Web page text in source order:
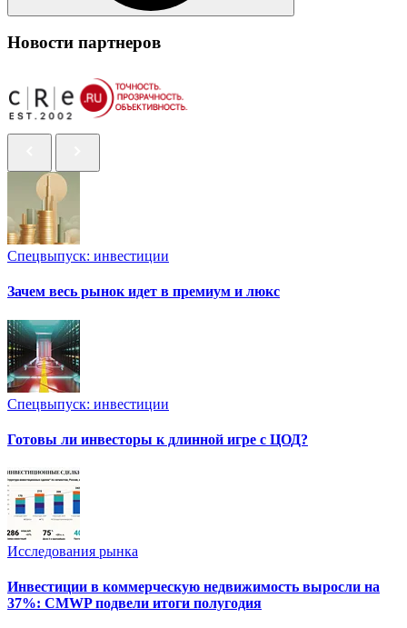
Новости партнеров
Спецвыпуск: инвестиции
Зачем весь рынок идет в премиум и люкс
Спецвыпуск: инвестиции
Готовы ли инвесторы к длинной игре с ЦОД?
Исследования рынка
Инвестиции в коммерческую недвижимость выросли на
37%: CMWP подвели итоги полугодия